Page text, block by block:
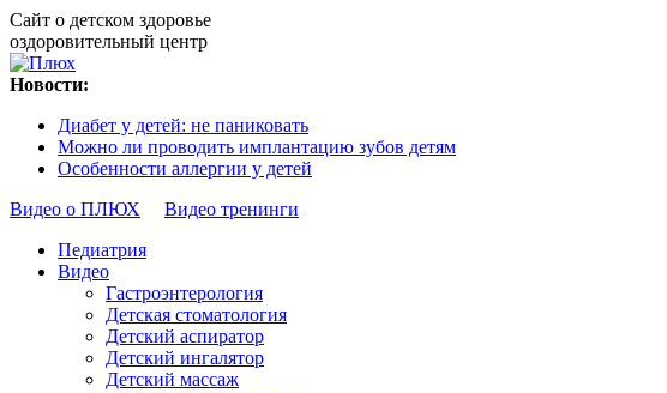
Сайт о детском здоровье
оздоровительный центр
Новости:
Диабет у детей: не паниковать
Можно ли проводить имплантацию зубов детям
Особенности аллергии у детей
Видео о ПЛЮХ
Видео тренинги
Педиатрия
Видео
Гастроэнтерология
Детская стоматология
Детский аспиратор
Детский ингалятор
Детский массаж